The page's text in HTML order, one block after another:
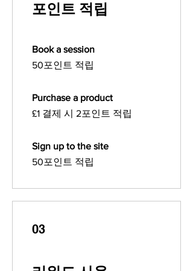
포인트 적립
Book a session
50포인트 적립
Purchase a product
£1 결제 시 2포인트 적립
Sign up to the site
50포인트 적립
03